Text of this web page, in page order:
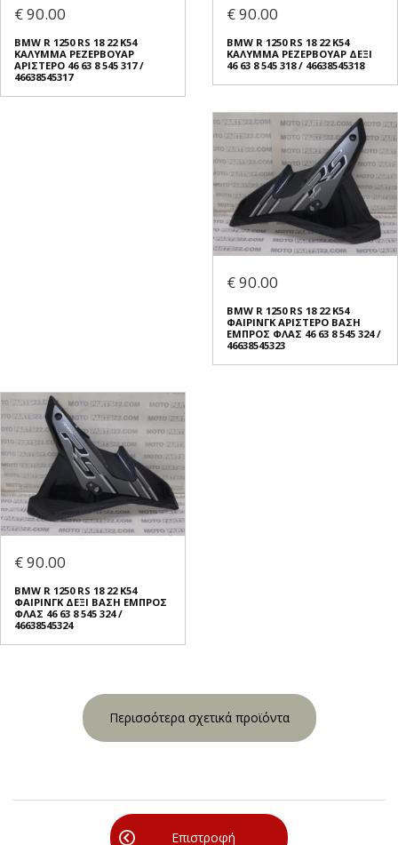
€ 90.00
BMW R 1250 RS 18 22 K54
ΚΑΛΥΜΜΑ ΡΕΖΕΡΒΟΥΑΡ
ΑΡΙΣΤΕΡΟ 46 63 8 545 317 /
46638545317
€ 90.00
BMW R 1250 RS 18 22 K54
ΚΑΛΥΜΜΑ ΡΕΖΕΡΒΟΥΑΡ ΔΕΞΙ
46 63 8 545 318 / 46638545318
€ 90.00
BMW R 1250 RS 18 22 K54
ΦΑΙΡΙΝΓΚ ΑΡΙΣΤΕΡΟ ΒΑΣΗ
ΕΜΠΡΟΣ ΦΛΑΣ 46 63 8 545 324 /
46638545323
€ 90.00
BMW R 1250 RS 18 22 K54
ΦΑΙΡΙΝΓΚ ΔΕΞΙ ΒΑΣΗ ΕΜΠΡΟΣ
ΦΛΑΣ 46 63 8 545 324 /
46638545324
Περισσότερα σχετικά προϊόντα
Επιστροφή